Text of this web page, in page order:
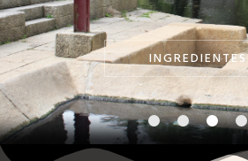
INGREDIENTES